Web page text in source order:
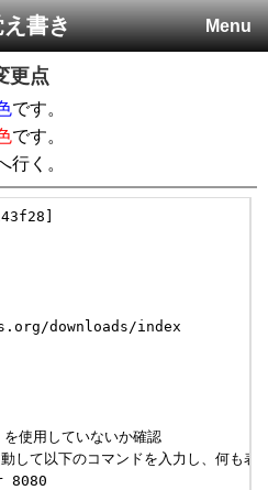
Menu
書き
更点
です。
です。
行く。
downloads/index
用していないか確認
て以下のコマンドを入力し、何も表